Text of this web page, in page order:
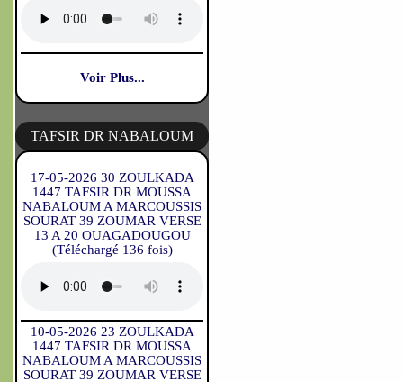
Voir Plus...
TAFSIR DR NABALOUM
17-05-2026 30 ZOULKADA
1447 TAFSIR DR MOUSSA
NABALOUM A MARCOUSSIS
SOURAT 39 ZOUMAR VERSE
13 A 20 OUAGADOUGOU
(Téléchargé 136 fois)
10-05-2026 23 ZOULKADA
1447 TAFSIR DR MOUSSA
NABALOUM A MARCOUSSIS
SOURAT 39 ZOUMAR VERSE